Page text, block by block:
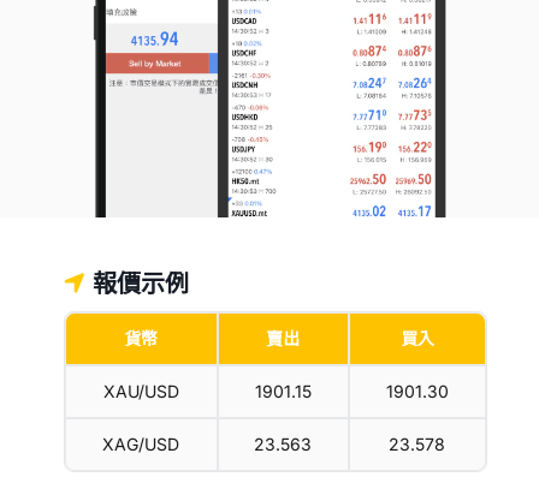
報價示例
貨幣 賣出 買入
XAU/USD 1901.15 1901.30
XAG/USD 23.563 23.578